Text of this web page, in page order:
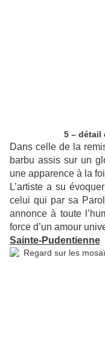
5 – détail
Dans celle de la
barbu assis sur un
une apparence à la
L’artiste a su
celui qui par sa
annonce à toute
force d’un amour
Sainte-Pudentienne